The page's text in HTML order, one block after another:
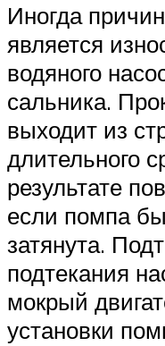
Иногда
является
водяного
сальника.
выходит из
длительного
результате
если помпа
затянута.
подтекания
мокрый
установки